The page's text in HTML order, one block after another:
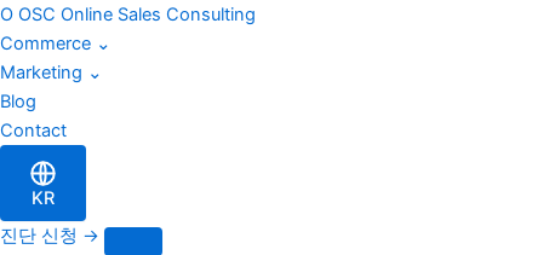
Skip
to
content
O OSC Online Sales Consulting
Commerce ⌄
Marketing ⌄
Blog
Contact
KR
진단 신청 →
이
메